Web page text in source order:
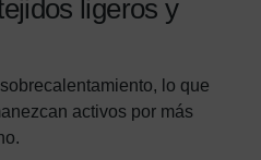
ligeros y
lo que
activos por más